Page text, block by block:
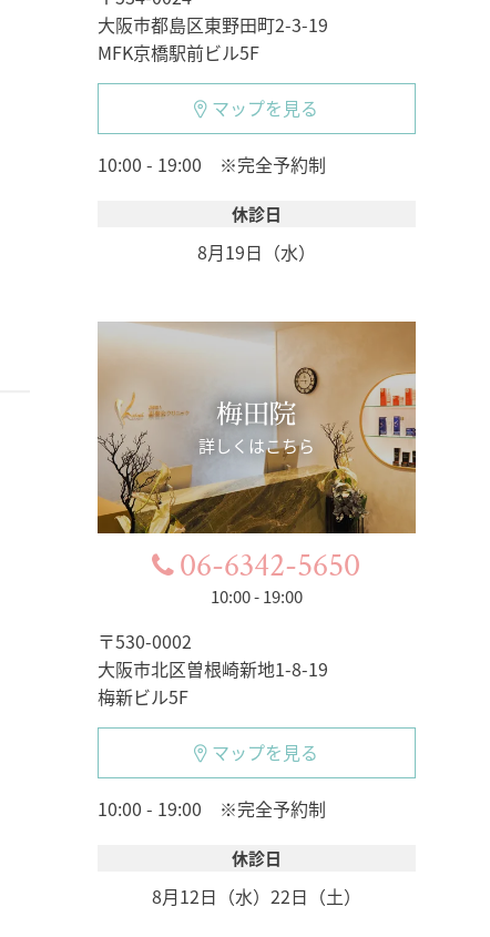
大阪市都島区東野田町2-3-19
MFK京橋駅前ビル5F
マップを見る
10:00 - 19:00 ※完全予約制
休診日
8月19日（水）
梅田院
詳しくはこちら
06-6342-5650
10:00 - 19:00
〒530-0002
大阪市北区曽根崎新地1-8-19
梅新ビル5F
マップを見る
10:00 - 19:00 ※完全予約制
休診日
8月12日（水） 22日（土）